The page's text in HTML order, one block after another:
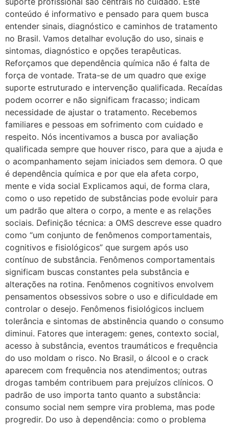
conteúdo é informativo e pensado para quem busca
entender sinais, diagnóstico e caminhos de tratamento
no Brasil. Vamos detalhar evolução do uso, sinais e
sintomas, diagnóstico e opções terapêuticas.
Reforçamos que dependência química não é falta de
força de vontade. Trata-se de um quadro que exige
suporte estruturado e intervenção qualificada. Recaídas
podem ocorrer e não significam fracasso; indicam
necessidade de ajustar o tratamento. Recebemos
familiares e pessoas em sofrimento com cuidado e
respeito. Nós incentivamos a busca por avaliação
qualificada sempre que houver risco, para que a ajuda e
o acompanhamento sejam iniciados sem demora. O que
é dependência química e por que ela afeta corpo,
mente e vida social Explicamos aqui, de forma clara,
como o uso repetido de substâncias pode evoluir para
um padrão que altera o corpo, a mente e as relações
sociais. Definição técnica: a OMS descreve esse quadro
como “um conjunto de fenômenos comportamentais,
cognitivos e fisiológicos” que surgem após uso
contínuo de substância. Fenômenos comportamentais
significam buscas constantes pela substância e
alterações na rotina. Fenômenos cognitivos envolvem
pensamentos obsessivos sobre o uso e dificuldade em
controlar o desejo. Fenômenos fisiológicos incluem
tolerância e sintomas de abstinência quando o consumo
diminui. Fatores que interagem: genes, contexto social,
acesso à substância, eventos traumáticos e frequência
do uso moldam o risco. No Brasil, o álcool e o crack
aparecem com frequência nos atendimentos; outras
drogas também contribuem para prejuízos clínicos. O
padrão de uso importa tanto quanto a substância:
consumo social nem sempre vira problema, mas pode
progredir. Do uso à dependência: como o problema